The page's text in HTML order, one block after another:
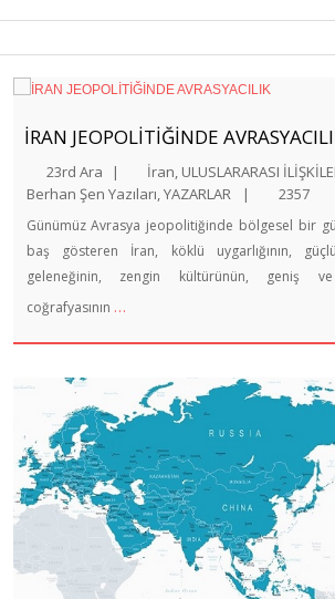
İRAN JEOPOLİTİĞİNDE
23rd Ara | İran, ULUSLARARASI
Berhan Şen Yazıları,YAZARLAR | 2357
Günümüz Avrasya jeopolitiğinde bölgesel bir
baş gösteren İran, köklü uygarlığının,
geleneğinin, zengin kültürünün, geniş
coğrafyasının …